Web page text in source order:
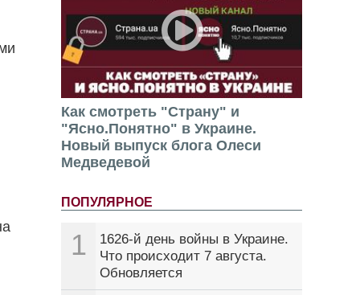
Как смотреть "Страну" и
"Ясно.Понятно" в Украине.
Новый выпуск блога Олеси
Медведевой
ПОПУЛЯРНОЕ
1
1626-й день войны в Украине.
Что происходит 7 августа.
Обновляется